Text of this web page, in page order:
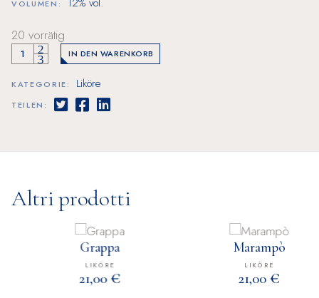
VOLUMEN:
20 vorrätig
Elisir del Sultano quantity
IN DEN WARENKORB
KATEGORIE: Liköre
TEILEN:
Altri prodotti
Grappa
LIKÖRE
21,00€
Marampò
LIKÖRE
21,00€